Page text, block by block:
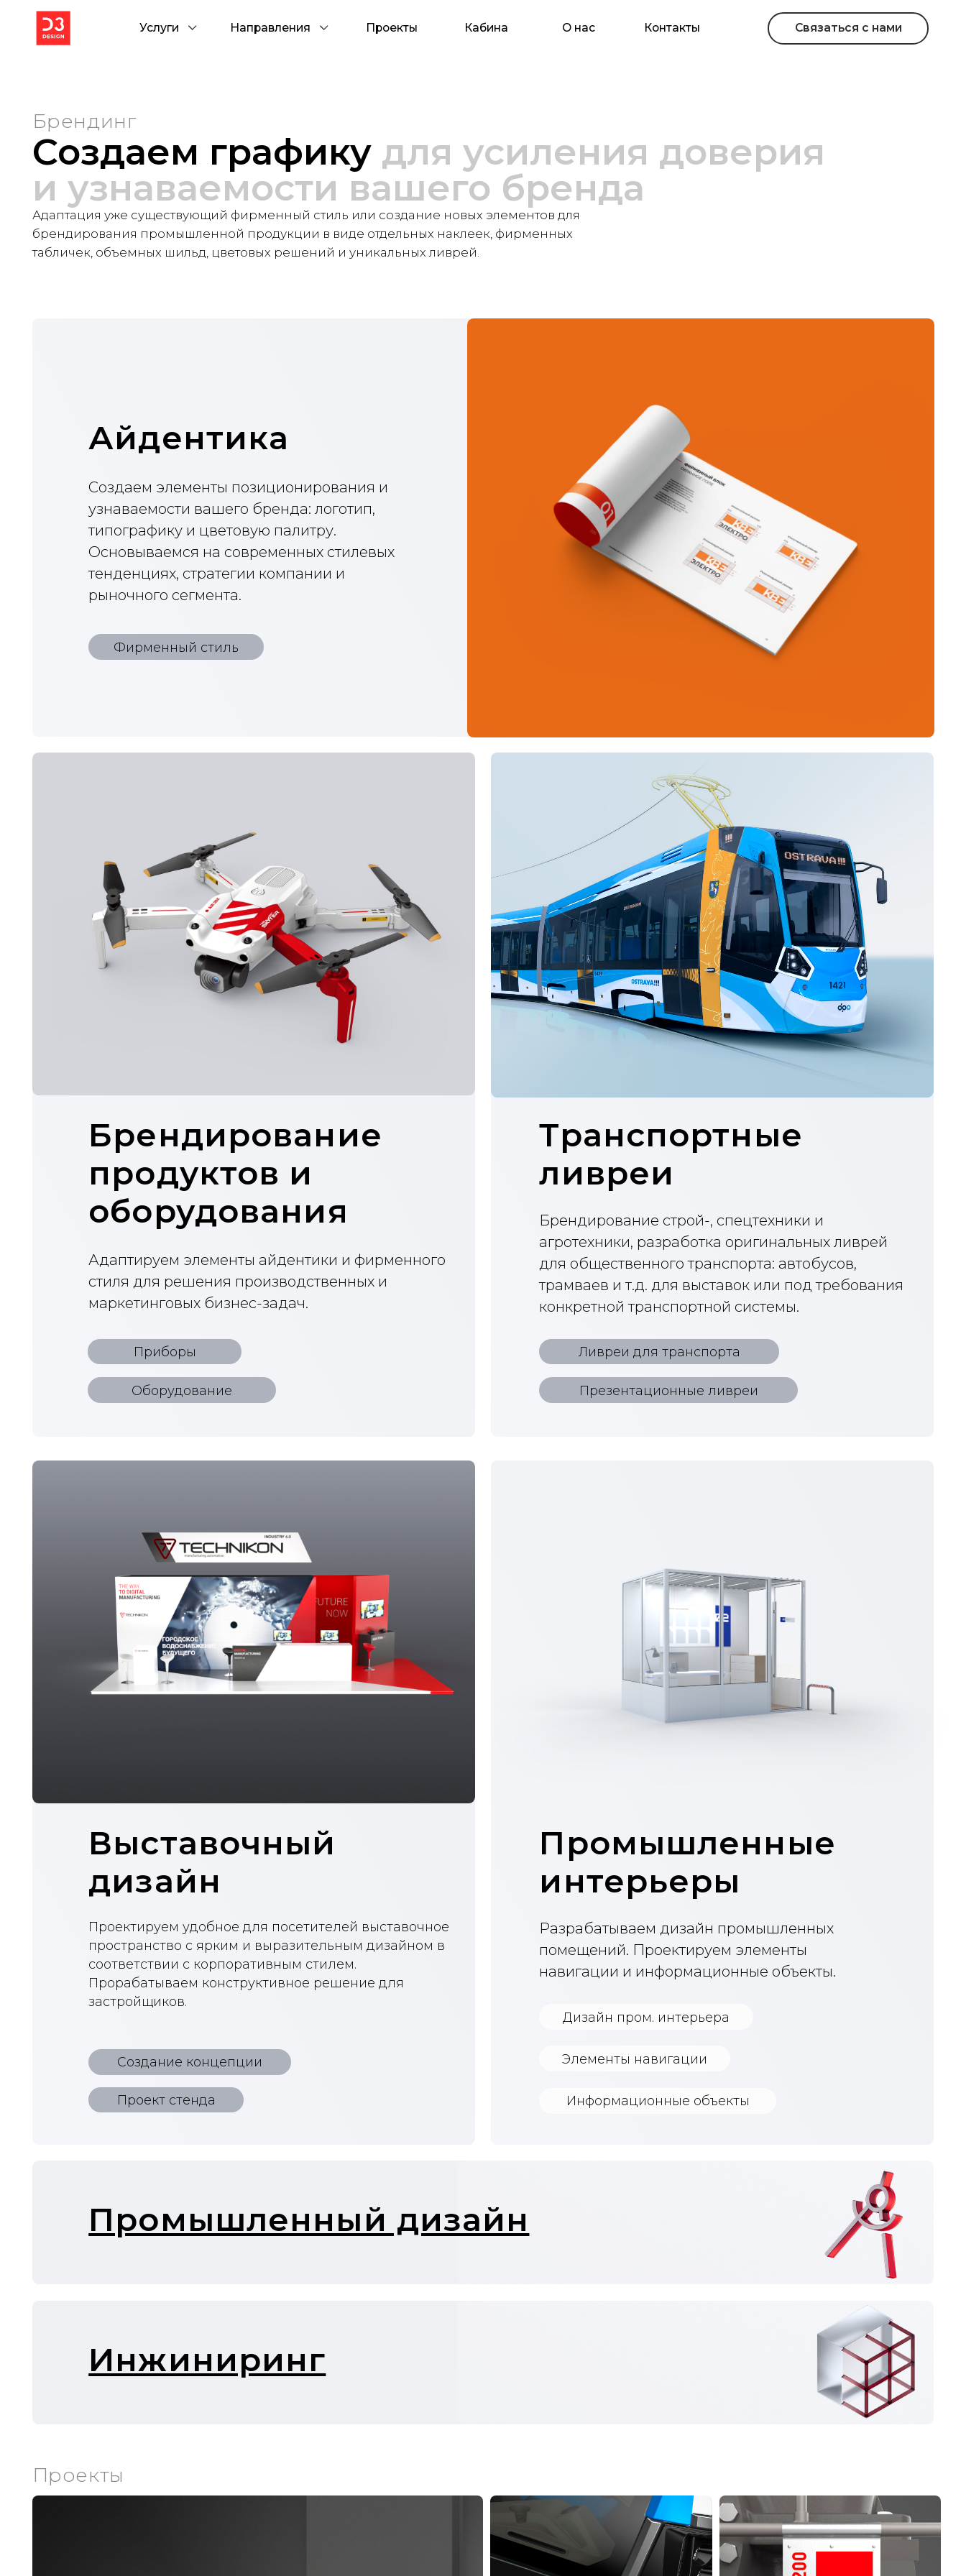
Связаться с нами
Контакты
О нас
Кабина
Проекты
Услуги Направления
Создаем графикудля усиления доверия
и узнаваемости вашего бренда
Адаптация уже существующий фирменный стиль или создание новых элементов для
брендирования промышленной продукции в виде отдельных наклеек, фирменных
табличек, объемных шильд, цветовых решений и уникальных ливрей.
Создаем элементы позиционирования и
узнаваемости вашего бренда: логотип,
Основываемся на современных стилевых
тенденциях, стратегии компании и
рыночного сегмента.
Фирменный стиль
Транспортные
Брендирование строй-, спецтехники и
для общественного транспорта: автобусов,
трамваев и т.д. для выставок или под требования
конкретной транспортной системы.
Презентационные ливреи
Брендирование
Адаптируем элементы айдентики и фирменного
стиля для решения производственных и
маркетинговых бизнес-задач.
Приборы
Промышленные
интерьеры
Разрабатываем дизайн промышленных
Элементы навигации
Информационные объекты
Выставочный
дизайн
Создание концепции
Проект стенда
Промышленный дизайн
Инжиниринг
Проекты